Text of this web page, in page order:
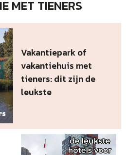
MET TIENERS
Vakantiepark of
vakantiehuis met
tieners: dit zijn de
leukste